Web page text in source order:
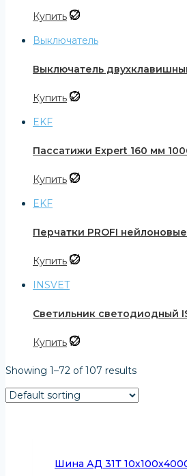
Купить
Выключатель
Выключатель
Купить
EKF
Пассатижи Expert 160 мм
Купить
EKF
Перчатки PROFI
Купить
INSVET
Светильник светодиодный
Купить
Showing 1–72 of 107 results
Шина АД 31Т